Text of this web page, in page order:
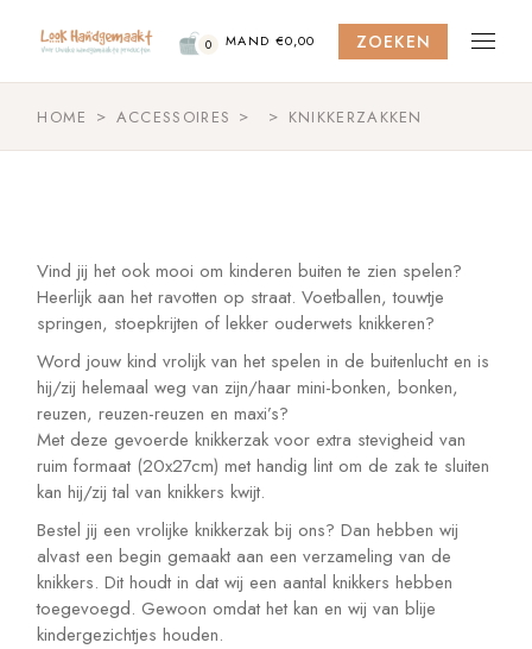
content
0 MAND €0,00 ZOEKEN
HOME ACCESSOIRES KNIKKERZAKKEN
Vind jij het ook mooi om kinderen buiten te zien spelen?
Heerlijk aan het ravotten op straat. Voetballen, touwtje
springen, stoepkrijten of lekker ouderwets knikkeren?
Word jouw kind vrolijk van het spelen in de buitenlucht en is
hij/zij helemaal weg van zijn/haar mini-bonken, bonken,
reuzen, reuzen-reuzen en maxi’s?
Met deze gevoerde knikkerzak voor extra stevigheid van
ruim formaat (20x27cm) met handig lint om de zak te sluiten
kan hij/zij tal van knikkers kwijt.
Bestel jij een vrolijke knikkerzak bij ons? Dan hebben wij
alvast een begin gemaakt aan een verzameling van de
knikkers. Dit houdt in dat wij een aantal knikkers hebben
toegevoegd. Gewoon omdat het kan en wij van blije
kindergezichtjes houden.